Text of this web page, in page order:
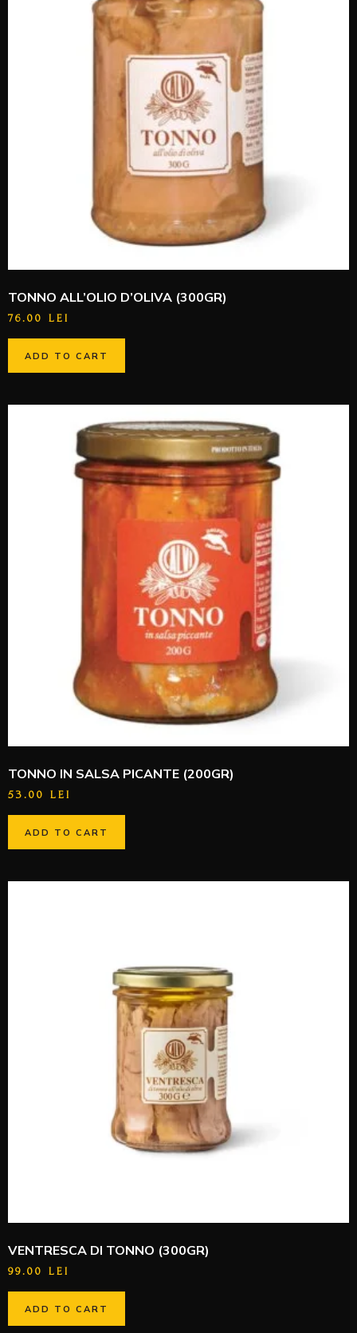
TONNO ALL’OLIO D’OLIVA (300GR)
76.00 LEI
ADD TO CART
TONNO IN SALSA PICANTE (200GR)
53.00 LEI
ADD TO CART
VENTRESCA DI TONNO (300GR)
99.00 LEI
ADD TO CART